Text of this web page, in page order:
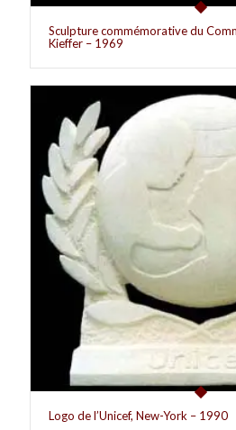
Sculpture commémorative du
Kieffer – 1969
Logo de l’Unicef, New-York – 1990